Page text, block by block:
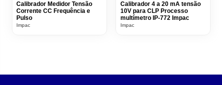
Calibrador Medidor Tensão
Corrente CC Frequência e
Pulso
Impac
Calibrador 4 a 20 mA tensão
10V para CLP Processo
multímetro IP-772 Impac
Impac